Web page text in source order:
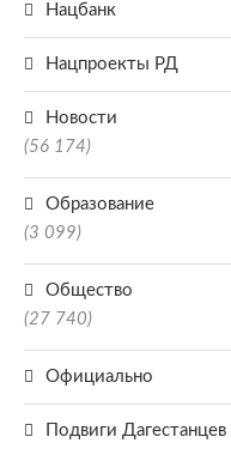
Нацбанк
Нацпроекты РД
Новости
(56 174)
Образование
(3 099)
Общество
(27 740)
Официально
Подвиги Дагестанцев